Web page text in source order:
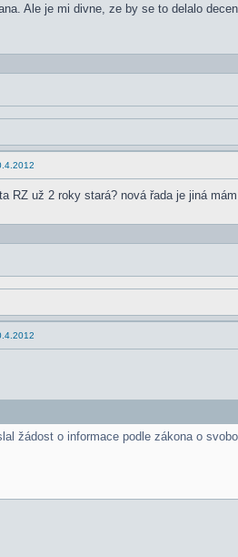
Ale je mi divne, ze by se to delalo
RZ už 2 roky stará? nová řada je jiná
žádost o informace podle zákona o